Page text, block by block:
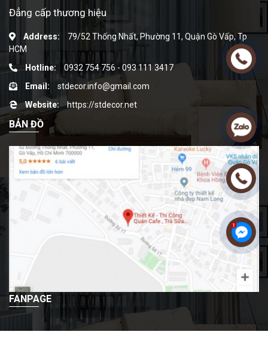
Đẳng cấp thương hiệu
Address:
79/52 Thống Nhất, Phường 11, Quận Gò Vấp, Tp
HCM
Hotline:
0932 754 756 - 093 111 3417
Email:
stdecor.info@gmail.com
Website:
https://stdecor.net
BẢN ĐỒ
FANPAGE